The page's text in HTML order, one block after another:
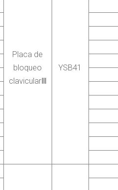
Placa de
bloqueo
clavicularⅢ
YSB41